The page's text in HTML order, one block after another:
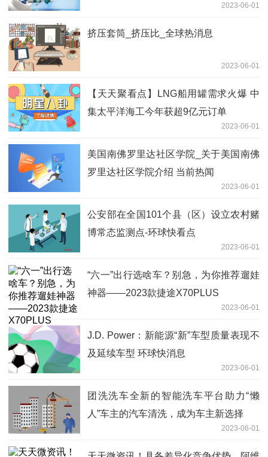
2023-06-01
挤压套筒_挤压比_全球热消息
2023-06-01
【天天聚看点】LNG船用罐需求火爆 中
集太平洋海工今年获超9亿元订单
2023-06-01
美国南佛罗里达社区学院_关于美国南佛
罗里达社区学院介绍 当前热闻
2023-06-01
公安部在全国101个县（区）设立农村赌
博常态监测点-环球快看点
2023-06-01
“六一”出行选啥车？别急，为你推荐遛娃
神器——2023款捷途X70PLUS
2023-06-01
J.D. Power：新能源“新”车型质量表现不
及延续车型 环球快消息
2023-06-01
团洗洗车全新的智能洗车平台助力“懒
人”车主的汽车清洗，成为车主新选择
2023-06-01